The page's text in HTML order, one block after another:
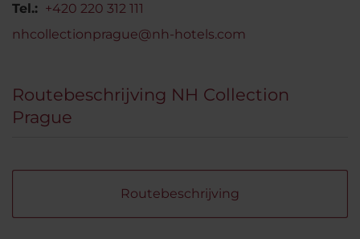
Tel.: +420 220 312 111
nhcollectionprague@nh-hotels.com
Routebeschrijving NH Collection
Prague
Routebeschrijving